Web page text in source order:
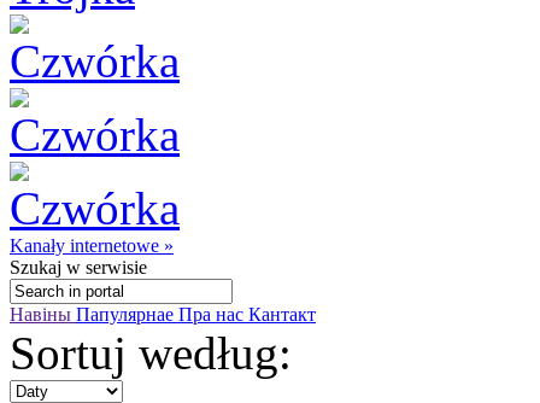
Kanały internetowe »
Szukaj w serwisie
Навіны Папулярнае Пра нас Кантакт
Sortuj według: